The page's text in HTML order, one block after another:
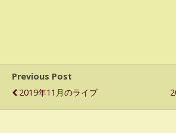
Previous Post
2019年11月のライブ